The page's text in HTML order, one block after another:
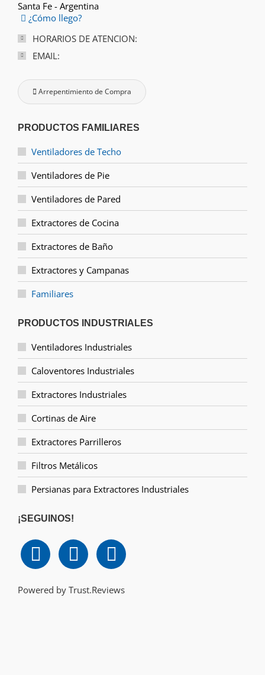
Santa Fe - Argentina
¿Cómo llego?
HORARIOS DE ATENCION:
EMAIL:
Arrepentimiento de Compra
PRODUCTOS FAMILIARES
Ventiladores de Techo
Ventiladores de Pie
Ventiladores de Pared
Extractores de Cocina
Extractores de Baño
Extractores y Campanas
Familiares
PRODUCTOS INDUSTRIALES
Ventiladores Industriales
Caloventores Industriales
Extractores Industriales
Cortinas de Aire
Extractores Parrilleros
Filtros Metálicos
Persianas para Extractores Industriales
¡SEGUINOS!
Powered by Trust.Reviews